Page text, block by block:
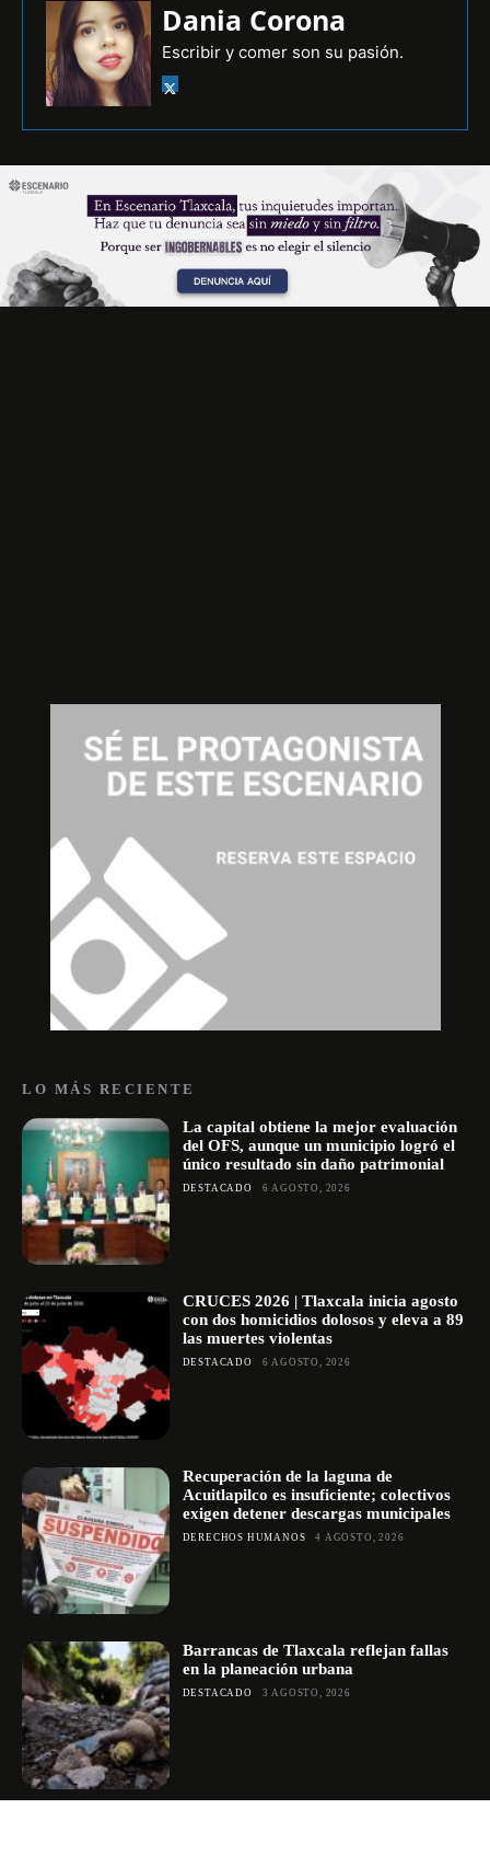
Dania Corona
Escribir y comer son su pasión.
LO MÁS RECIENTE
La capital obtiene la mejor evaluación
del OFS, aunque un municipio logró el
único resultado sin daño patrimonial
DESTACADO 6 AGOSTO, 2026
CRUCES 2026 | Tlaxcala inicia agosto
con dos homicidios dolosos y eleva a 89
las muertes violentas
DESTACADO 6 AGOSTO, 2026
Recuperación de la laguna de
Acuitlapilco es insuficiente; colectivos
exigen detener descargas municipales
DERECHOS HUMANOS 4 AGOSTO, 2026
Barrancas de Tlaxcala reflejan fallas
en la planeación urbana
DESTACADO 3 AGOSTO, 2026